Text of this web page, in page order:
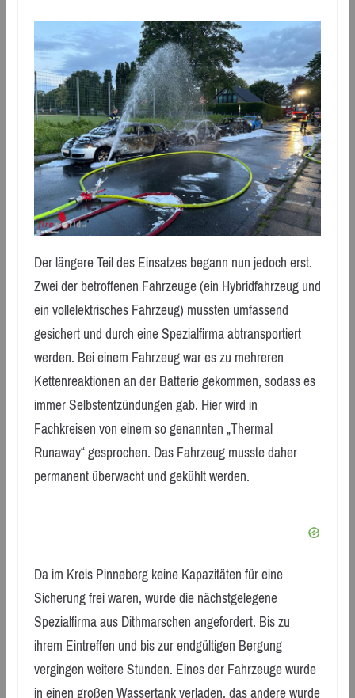
Der längere Teil des Einsatzes begann nun jedoch erst.
Zwei der betroffenen Fahrzeuge (ein Hybridfahrzeug und
ein vollelektrisches Fahrzeug) mussten umfassend
gesichert und durch eine Spezialfirma abtransportiert
werden. Bei einem Fahrzeug war es zu mehreren
Kettenreaktionen an der Batterie gekommen, sodass es
immer Selbstentzündungen gab. Hier wird in
Fachkreisen von einem so genannten „Thermal
Runaway“ gesprochen. Das Fahrzeug musste daher
permanent überwacht und gekühlt werden.
Da im Kreis Pinneberg keine Kapazitäten für eine
Sicherung frei waren, wurde die nächstgelegene
Spezialfirma aus Dithmarschen angefordert. Bis zu
ihrem Eintreffen und bis zur endgültigen Bergung
vergingen weitere Stunden. Eines der Fahrzeuge wurde